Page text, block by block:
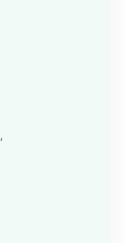
,